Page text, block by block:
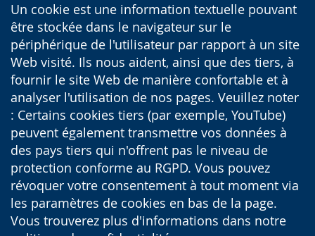
Un cookie est une information textuelle pouvant
être stockée dans le navigateur sur le
périphérique de l'utilisateur par rapport à un site
Web visité. Ils nous aident, ainsi que des tiers, à
fournir le site Web de manière confortable et à
analyser l'utilisation de nos pages. Veuillez noter
: Certains cookies tiers (par exemple, YouTube)
peuvent également transmettre vos données à
des pays tiers qui n'offrent pas le niveau de
protection conforme au RGPD. Vous pouvez
révoquer votre consentement à tout moment via
les paramètres de cookies en bas de la page.
Vous trouverez plus d'informations dans notre